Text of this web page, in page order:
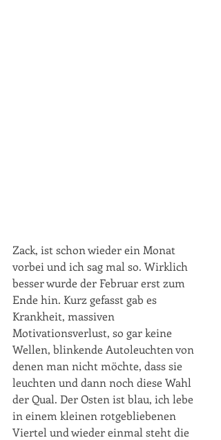
Zack, ist schon wieder ein Monat
vorbei und ich sag mal so. Wirklich
besser wurde der Februar erst zum
Ende hin. Kurz gefasst gab es
Krankheit, massiven
Motivationsverlust, so gar keine
Wellen, blinkende Autoleuchten von
denen man nicht möchte, dass sie
leuchten und dann noch diese Wahl
der Qual. Der Osten ist blau, ich lebe
in einem kleinen rotgebliebenen
Viertel und wieder einmal steht die